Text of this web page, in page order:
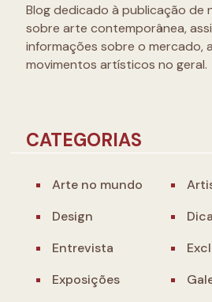
Blog dedicado à publicação de
sobre arte contemporânea,
informações sobre o mercado,
movimentos artísticos no geral.
CATEGORIAS
Arte no mundo
Design
Entrevista
Exposições